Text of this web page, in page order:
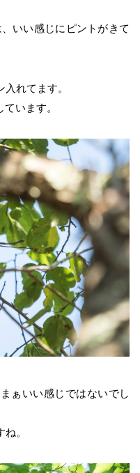
いい感じにピントがきて
れてます。
います。
ぁいい感じではないでし
。